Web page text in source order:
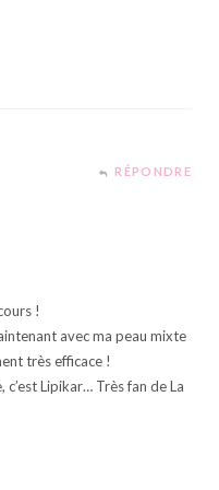
RÉPONDRE
!
avec ma peau mixte
très efficace !
Lipikar… Très fan de La